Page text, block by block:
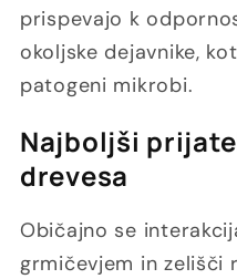
prispevajo k
okoljske dejavnike,
patogeni mikrobi.
Najboljši
drevesa
Običajno se
grmičevjem in zelišči